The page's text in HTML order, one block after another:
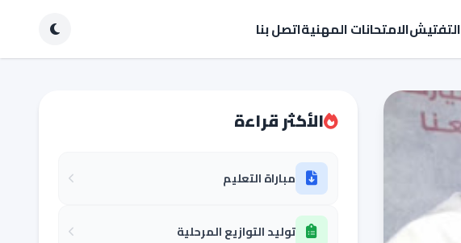
التفتيشالامتحانات المهنيةاتصل بنا
الأكثر قراءة
مباراة التعليم
توليد التوازيع المرحلية